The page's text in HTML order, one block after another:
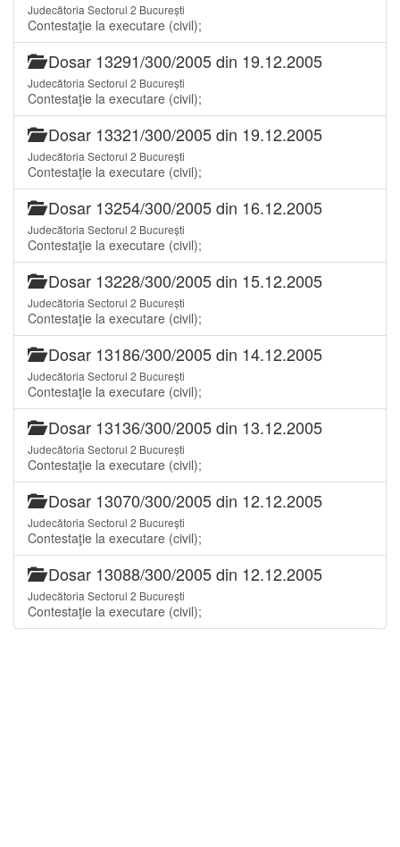
Judecătoria Sectorul 2 București
Contestaţie la executare (civil);
Dosar 13291/300/2005 din 19.12.2005
Judecătoria Sectorul 2 București
Contestaţie la executare (civil);
Dosar 13321/300/2005 din 19.12.2005
Judecătoria Sectorul 2 București
Contestaţie la executare (civil);
Dosar 13254/300/2005 din 16.12.2005
Judecătoria Sectorul 2 București
Contestaţie la executare (civil);
Dosar 13228/300/2005 din 15.12.2005
Judecătoria Sectorul 2 București
Contestaţie la executare (civil);
Dosar 13186/300/2005 din 14.12.2005
Judecătoria Sectorul 2 București
Contestaţie la executare (civil);
Dosar 13136/300/2005 din 13.12.2005
Judecătoria Sectorul 2 București
Contestaţie la executare (civil);
Dosar 13070/300/2005 din 12.12.2005
Judecătoria Sectorul 2 București
Contestaţie la executare (civil);
Dosar 13088/300/2005 din 12.12.2005
Judecătoria Sectorul 2 București
Contestaţie la executare (civil);